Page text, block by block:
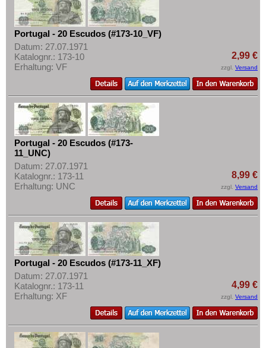
Portugal - 20 Escudos (#173-10_VF)
Datum: 27.07.1971
Katalognr.: 173-10
Erhaltung: VF
2,99 €
zzgl. Versand
Portugal - 20 Escudos (#173-
11_UNC)
Datum: 27.07.1971
Katalognr.: 173-11
Erhaltung: UNC
8,99 €
zzgl. Versand
Portugal - 20 Escudos (#173-11_XF)
Datum: 27.07.1971
Katalognr.: 173-11
Erhaltung: XF
4,99 €
zzgl. Versand